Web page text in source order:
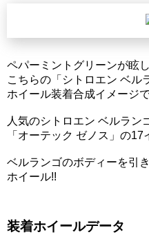
ペパーミントグリーンが眩
こちらの「シトロエン ベル
ホイール装着合成イメージ
人気のシトロエン ベルラン
「オーテック ゼノス」の17
ベルランゴのボディーを引
ホイール!!
装着ホイールデータ